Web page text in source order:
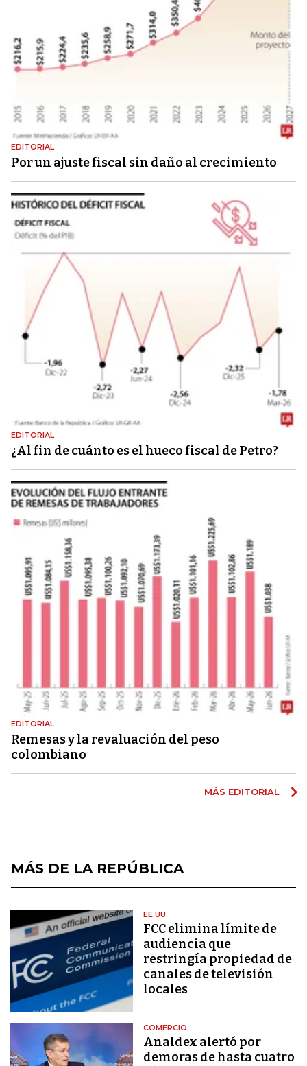
EDITORIAL
Por un ajuste fiscal sin daño al crecimiento
EDITORIAL
¿Al fin de cuánto es el hueco fiscal de Petro?
EDITORIAL
Remesas y la revaluación del peso
colombiano
MÁS EDITORIAL
MÁS DE LA REPÚBLICA
EE.UU.
FCC elimina límite de
audiencia que
restringía propiedad de
canales de televisión
locales
COMERCIO
Analdex alertó por
demoras de hasta cuatro